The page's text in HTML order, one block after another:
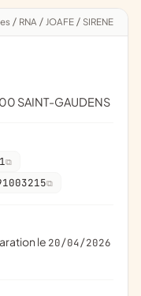
/ RNA / JOAFE / SIRENE
SAINT-GAUDENS
le 20/04/2026